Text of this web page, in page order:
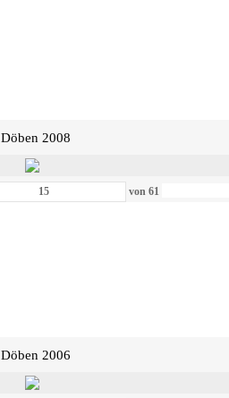
Döben 2008
von61
Döben 2006